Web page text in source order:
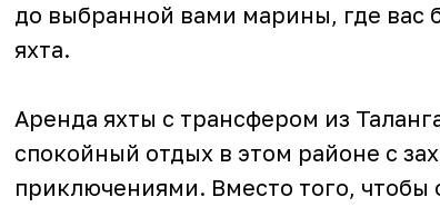
до выбранной вами марины, где вас
яхта.
Аренда яхты с трансфером из
спокойный отдых в этом районе с
приключениями. Вместо того, чтобы